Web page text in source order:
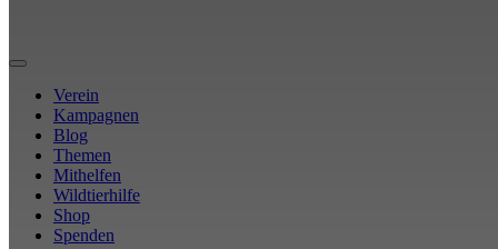
Verein
Kampagnen
Blog
Themen
Mithelfen
Wildtierhilfe
Shop
Spenden